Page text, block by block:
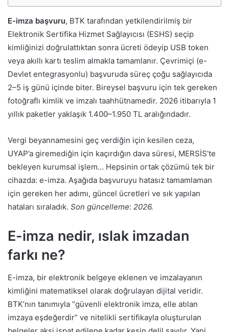
E-imza başvuru, BTK tarafından yetkilendirilmiş bir
Elektronik Sertifika Hizmet Sağlayıcısı (ESHS) seçip
kimliğinizi doğrulattıktan sonra ücreti ödeyip USB token
veya akıllı kartı teslim almakla tamamlanır. Çevrimiçi (e-
Devlet entegrasyonlu) başvuruda süreç çoğu sağlayıcıda
2–5 iş günü içinde biter. Bireysel başvuru için tek gereken
fotoğraflı kimlik ve imzalı taahhütnamedir. 2026 itibarıyla 1
yıllık paketler yaklaşık 1.400–1.950 TL aralığındadır.
Vergi beyannamesini geç verdiğin için kesilen ceza,
UYAP’a giremediğin için kaçırdığın dava süresi, MERSİS’te
bekleyen kurumsal işlem… Hepsinin ortak çözümü tek bir
cihazda: e-imza. Aşağıda başvuruyu hatasız tamamlaman
için gereken her adımı, güncel ücretleri ve sık yapılan
hataları sıraladık. Son güncelleme: 2026.
E-imza nedir, ıslak imzadan
farkı ne?
E-imza, bir elektronik belgeye eklenen ve imzalayanın
kimliğini matematiksel olarak doğrulayan dijital veridir.
BTK’nın tanımıyla “güvenli elektronik imza, elle atılan
imzaya eşdeğerdir” ve nitelikli sertifikayla oluşturulan